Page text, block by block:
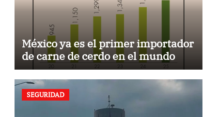
México ya es el primer importador
de carne de cerdo en el mundo
SEGURIDAD